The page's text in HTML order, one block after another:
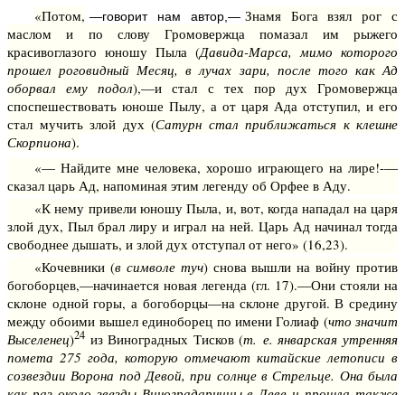
«Потом, —говорит нам автор,— Знамя Бога взял рог с
маслом и по слову Громовержца помазал им рыжего
красивоглазого юношу Пыла (Давида-Марса, мимо которого
прошел роговидный Месяц, в лучах зари, после того как Ад
оборвал ему подол),—и стал с тех пор дух Громовержца
споспешест­вовать юноше Пылу, а от царя Ада отступил, и его
стал мучить злой дух (Сатурн стал приближаться к клешне
Скорпиона).
«— Найдите мне человека, хорошо играющего на лире!-—
сказал царь Ад, напоминая этим легенду об Орфее в Аду.
«К нему привели юношу Пыла, и, вот, когда нападал на царя
злой дух, Пыл брал лиру и играл на ней. Царь Ад начинал тогда
свободнее дышать, и злой дух отступал от него» (16,23).
«Кочевники (в символе туч) снова вышли на войну против
богоборцев,—начинается новая легенда (гл. 17).—Они стояли на
склоне одной горы, а богоборцы—на склоне другой. В средину
между обоими вышел единоборец по имени Голиаф (что значит
Выселенец)24 из Виноградных Тисков (т. е. январская утренняя
помета 275 года, которую отмечают китайские летописи в
созвездии Ворона под Девой, при солнце в Стрельце. Она была